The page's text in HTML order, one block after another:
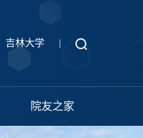
吉林大学 |
院友之家